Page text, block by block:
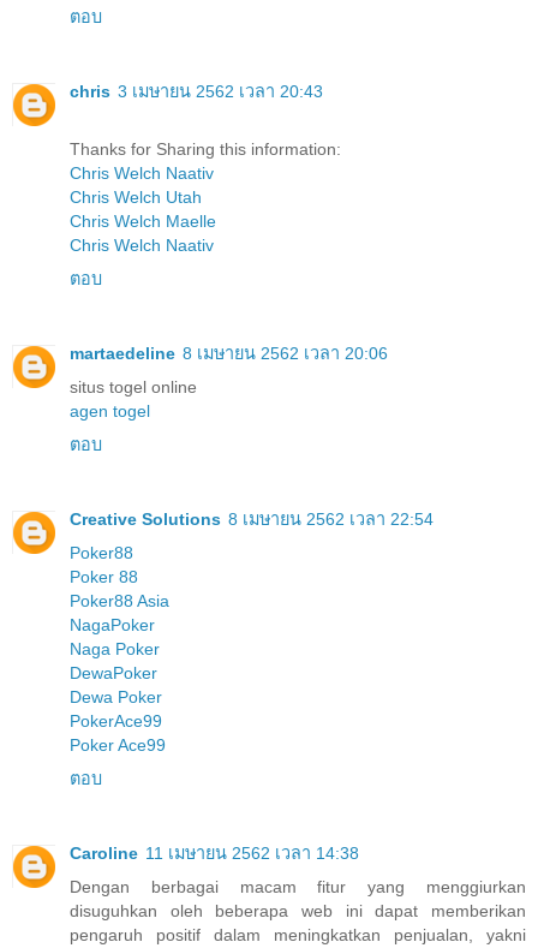
ตอบ
chris 3 เมษายน 2562 เวลา 20:43
Thanks for Sharing this information:
Chris Welch Naativ
Chris Welch Utah
Chris Welch Maelle
Chris Welch Naativ
ตอบ
martaedeline 8 เมษายน 2562 เวลา 20:06
situs togel online
agen togel
ตอบ
Creative Solutions 8 เมษายน 2562 เวลา 22:54
Poker88
Poker 88
Poker88 Asia
NagaPoker
Naga Poker
DewaPoker
Dewa Poker
PokerAce99
Poker Ace99
ตอบ
Caroline 11 เมษายน 2562 เวลา 14:38
Dengan berbagai macam fitur yang menggiurkan
disuguhkan oleh beberapa web ini dapat memberikan
pengaruh positif dalam meningkatkan penjualan, yakni